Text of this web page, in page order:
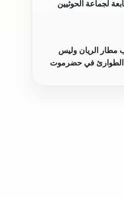
لجماعة الحوثيين
مطار الريان وليس
في حضرموت